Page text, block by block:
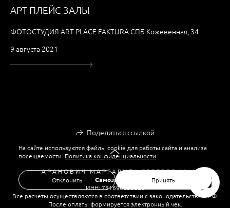
АРТ ПЛЕЙС ЗАЛЫ
ФОТОСТУДИЯ ART-PLACE FAKTURA СПБ Кожевенная, 34
9 августа 2021
Поделиться ссылкой
А Р А Н О В И Ч М А Р Г А Р И Т А С Е Р Г Е Е В Н А
Самозанятая
ИНН: 781696336228
Все расчёты осуществляются в соответствии с законодательством РФ.
После оплаты формируется электронный чек.
На сайте используются файлы cookie для работы сайта и анализа
посещаемости. Политика конфиденциальности
Отклонить Принять